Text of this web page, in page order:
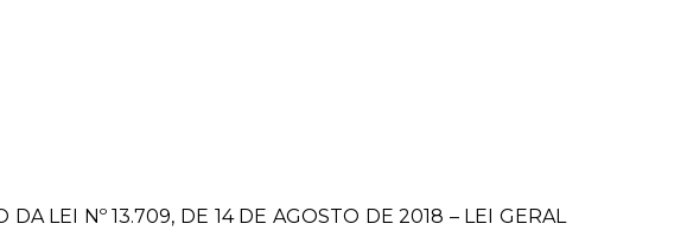
LEI Nº 13.709, DE 14 DE AGOSTO DE 2018 – LEI GERAL